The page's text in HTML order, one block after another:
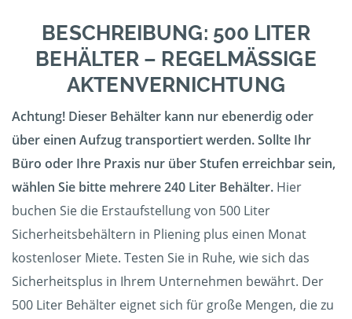
BESCHREIBUNG: 500 LITER
BEHÄLTER – REGELMÄSSIGE A
KTENVERNICHTUNG
Achtung! Dieser Behälter kann nur ebenerdig oder
über einen Aufzug transportiert werden. Sollte Ihr
Büro oder Ihre Praxis nur über Stufen erreichbar sein,
wählen Sie bitte mehrere 240 Liter Behälter. Hier
buchen Sie die Erstaufstellung von 500 Liter
Sicherheitsbehältern in Pliening plus einen Monat
kostenloser Miete. Testen Sie in Ruhe, wie sich das
Sicherheitsplus in Ihrem Unternehmen bewährt. Der
500 Liter Behälter eignet sich für große Mengen, die zu